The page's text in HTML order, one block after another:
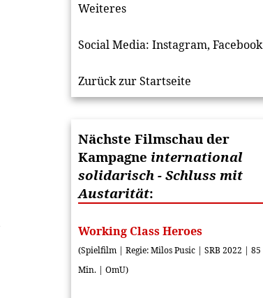
Weiteres
Social Media: Instagram, Facebook
Zurück zur Startseite
Nächste Filmschau der
Kampagne international
solidarisch - Schluss mit
Austarität:
Working Class Heroes
(Spielfilm | Regie: Milos Pusic | SRB 2022 | 85
Min. | OmU)